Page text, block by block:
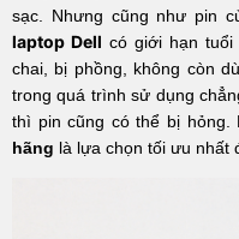
sạc. Nhưng cũng như pin
laptop Dell có giới hạn
chai, bị phồng, không còn
trong quá trình sử dụng
thì pin cũng có thể bị hỏng.
hãng là lựa chọn tối ưu nhất